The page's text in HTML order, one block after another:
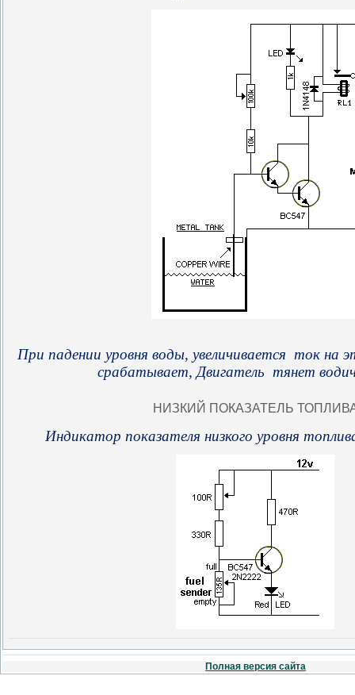
При падении уровня воды, увеличивается ток на
срабатывает, Двигатель тянет
НИЗКИЙ ПОКАЗАТЕЛЬ
Индикатор показателя низкого уровня
Полная версия сайта